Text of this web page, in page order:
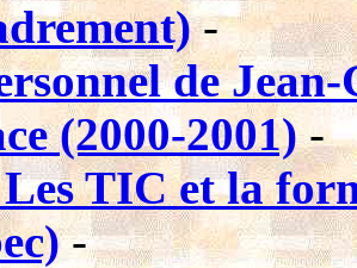
-
de
(2000-2001)-
TIC et la
-